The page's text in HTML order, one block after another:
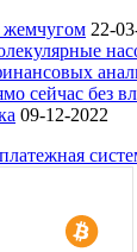
жемчугом 22-
сейчас без
09-12-2022